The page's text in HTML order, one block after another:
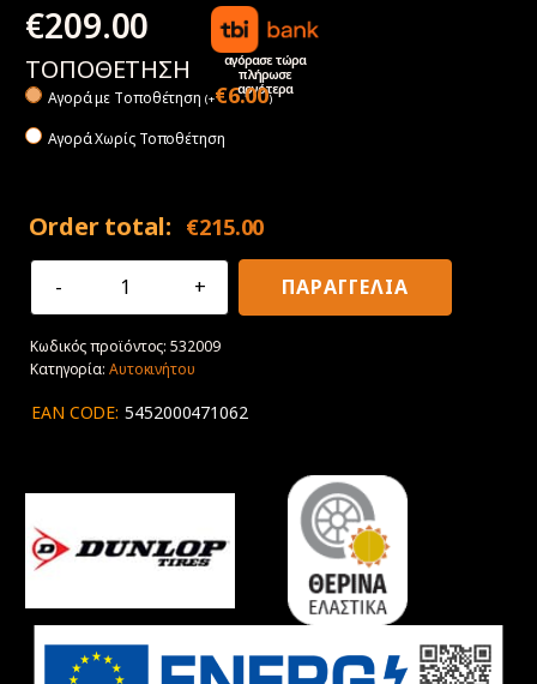
€209.00
αγόρασε τώρα
πλήρωσε
αργότερα
ΤΟΠΟΘΕΤΗΣΗ
Αγορά με Tοποθέτηση (+€6.00)
Αγορά Χωρίς Τοποθέτηση
Order total: €215.00
275/45R20
Dunlop
Sport
RT2
ΠΑΡΑΓΓΕΛΙΑ
Κωδικός προϊόντος:532009
Κατηγορία: Αυτοκινήτου
EAN CODE: 5452000471062